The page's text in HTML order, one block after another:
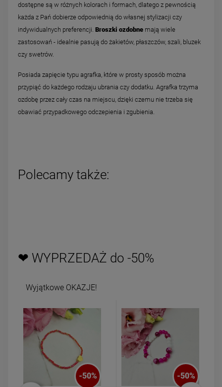
dostępne są w różnych kolorach i formach, dlatego z pewnością
każda z Pań dobierze odpowiednią do własnej stylizacji czy
indywidualnych preferencji. Broszki ozdobne mają wiele
zastosowań - idealnie pasują do żakietów, płaszczów, szali, bluzek
czy swetrów.
Posiada zapięcie typu agrafka, które w prosty sposób można
przypiąć do każdego rodzaju ubrania czy dodatku. Agrafka trzyma
ozdobę przez cały czas na miejscu, dzięki czemu nie trzeba się
obawiać przypadkowego odczepienia i zgubienia.
Polecamy także:
❤ WYPRZEDAŻ do -50%
Wyjątkowe OKAZJE!
-50% -50%